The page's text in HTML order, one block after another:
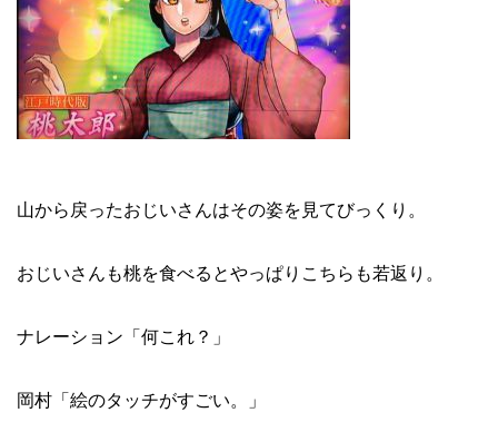
山から戻ったおじいさんはその姿を見てびっくり。
おじいさんも桃を食べるとやっぱりこちらも若返り。
ナレーション「何これ？」
岡村「絵のタッチがすごい。」